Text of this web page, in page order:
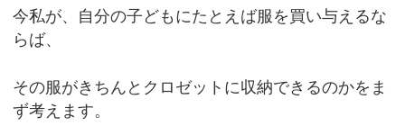
今私が、自分の子どもにたとえば服を買い与えるな
らば、
その服がきちんとクロゼットに収納できるのかをま
ず考えます。